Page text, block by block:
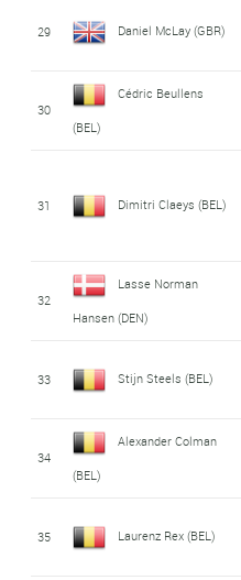
29 Daniel McLay (GBR)
30
Cédric Beullens
(BEL)
31 Dimitri Claeys (BEL)
32
Lasse Norman
Hansen (DEN)
33 Stijn Steels (BEL)
34
Alexander Colman
(BEL)
35 Laurenz Rex (BEL)